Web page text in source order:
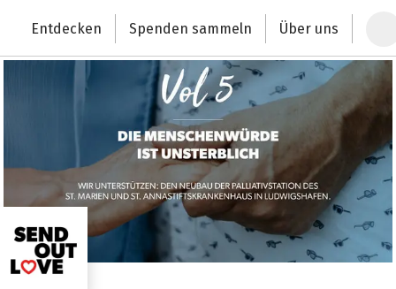
Deutschlands größte Spendenplattform
Entdecken Spenden sammeln Über uns